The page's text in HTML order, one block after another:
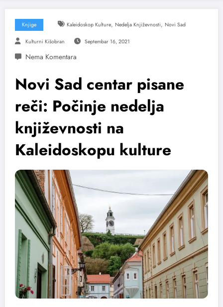
Knjige Kaleidoskop Kulture, Nedelja Književnosti, Novi Sad
Kulturni Kišobran Septembar 16, 2021
Novi Sad centar pisane
reči: Počinje nedelja
književnosti na
Kaleidoskopu kulture